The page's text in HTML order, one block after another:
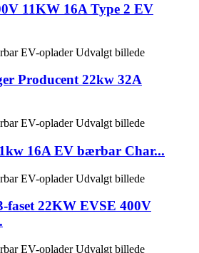
11KW 16A Type 2 EV
Producent 22kw 32A
16A EV bærbar Char...
faset 22KW EVSE 400V